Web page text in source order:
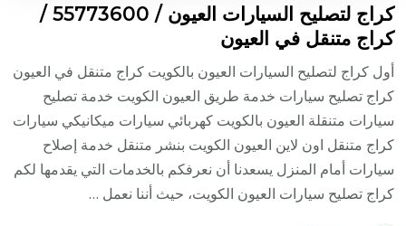
كراج لتصليح السيارات العيون / 55773600‬ /
كراج متنقل في العيون
أول كراج لتصليح السيارات العيون بالكويت كراج متنقل في العيون
كراج تصليح سيارات خدمة طريق العيون الكويت خدمة تصليح
سيارات متنقلة العيون بالكويت كهربائي سيارات ميكانيكي سيارات
كراج متنقل اون لاين العيون الكويت بنشر متنقل خدمة إصلاح
سيارات أمام المنزل يسعدنا أن نعرفكم بالخدمات التي يقدمها لكم
كراج تصليح سيارات العيون الكويت، حيث أننا نعمل …